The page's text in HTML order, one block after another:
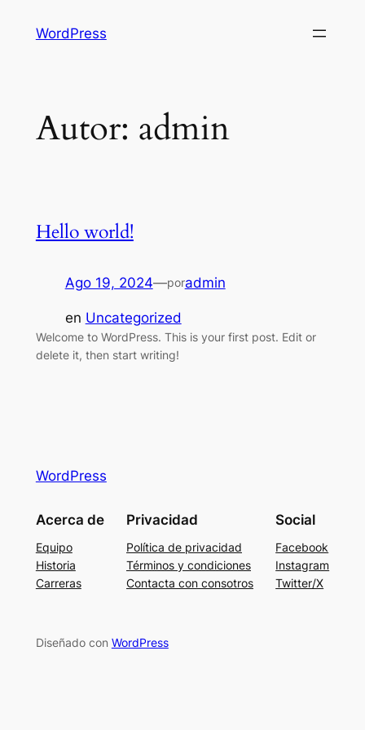
WordPress
Autor: admin
Hello world!
Ago 19, 2024—poradmin
en Uncategorized
Welcome to WordPress. This is your first post. Edit or
delete it, then start writing!
WordPress
Acerca de
Equipo
Historia
Carreras
Privacidad
Política de privacidad
Términos y condiciones
Contacta con consotros
Social
Facebook
Instagram
Twitter/X
Diseñado con WordPress